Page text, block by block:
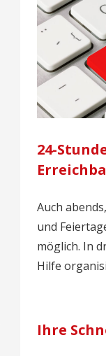
24-
Auch
und
möglich. In
Hilfe
Ihre